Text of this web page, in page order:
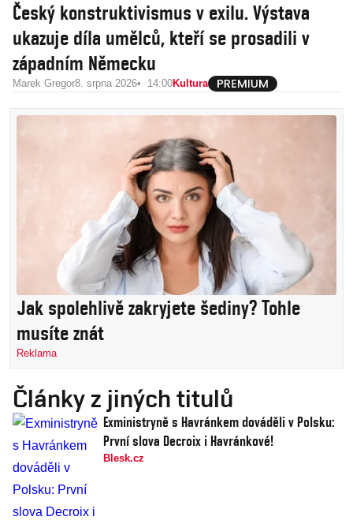
Český konstruktivismus v exilu. Výstava
ukazuje díla umělců, kteří se prosadili v
západním Německu
Marek Gregor8. srpna 2026 14:00Kultura
Jak spolehlivě zakryjete šediny? Tohle
musíte znát
Reklama
Články z jiných titulů
Exministryně s Havránkem dováděli v Polsku:
První slova Decroix i Havránkové!
Blesk.cz